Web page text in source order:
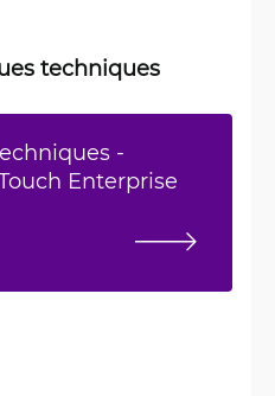
techniques
-
Enterprise